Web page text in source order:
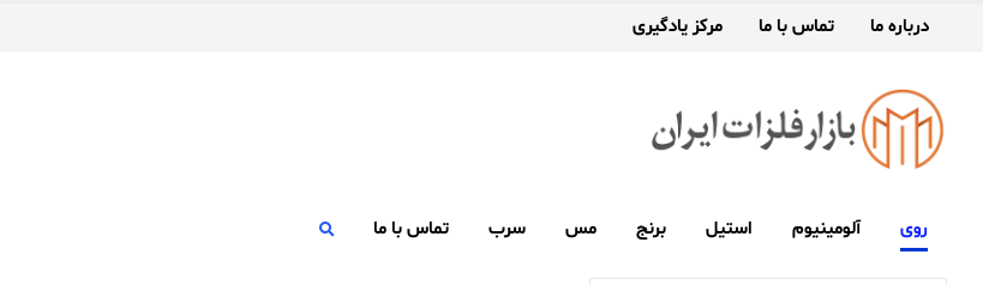
درباره ما تماس با ما مرکز یادگیری
روی آلومینیوم استیل برنج مس سرب تماس با ما